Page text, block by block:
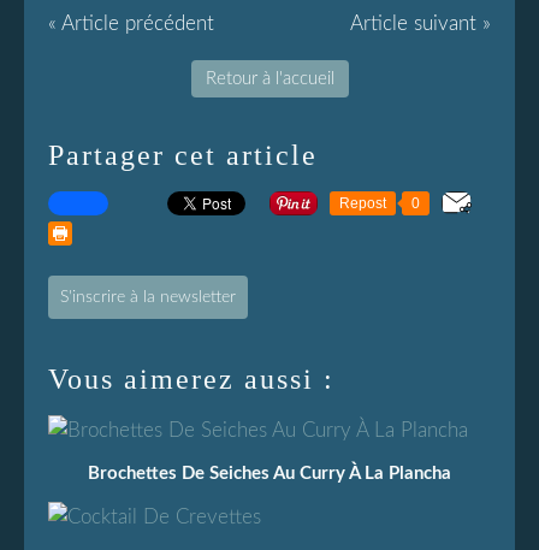
« Article précédent Article suivant »
Retour à l'accueil
Partager cet article
Repost 0
S'inscrire à la newsletter
Vous aimerez aussi :
Brochettes De Seiches Au Curry À La Plancha